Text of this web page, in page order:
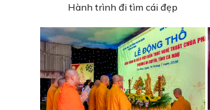
Hành trình đi tìm cái đẹp